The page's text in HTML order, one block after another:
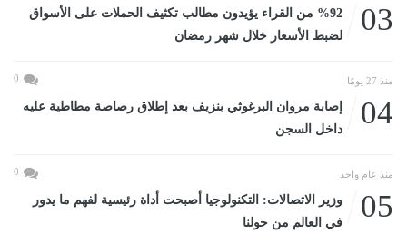
03
%92 من القراء يؤيدون مطالب تكثيف الحملات على الأسواق
لضبط الأسعار خلال شهر رمضان
منذ 27 يومًا 0
04
إصابة مروان البرغوثي بنزيف بعد إطلاق رصاصة مطاطية عليه
داخل السجن
منذ عام واحد 0
05
وزير الاتصالات: التكنولوجيا أصبحت أداة رئيسية لفهم ما يدور
في العالم من حولنا